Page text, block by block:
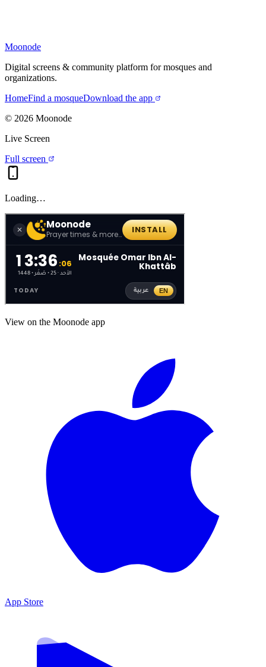
Moonode
Digital screens & community platform for mosques and
organizations.
HomeFind a mosqueDownload the app
© 2026 Moonode
Live Screen
Full screen
Loading…
View on the Moonode app
App Store